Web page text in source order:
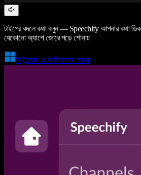
টাইপের বদলে কথা বলুন — Speechify আপনার কথা
যেকোনো অ্যাপে জোরে পড়ে শোনায়
উইন্ডোজ-এ ডাউনলোড করুন